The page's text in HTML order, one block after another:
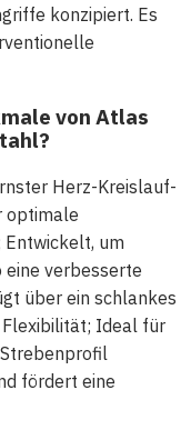
konzipiert. Es
von Atlas
Herz-Kreislauf-
optimale
Entwickelt, um
verbesserte
über ein schlankes
Ideal für
fördert eine